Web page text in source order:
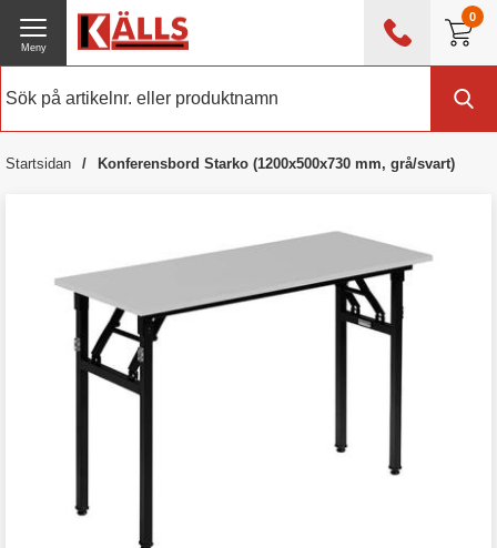
0
0476 - 214 80
Meny
Startsidan Konferensbord Starko (1200x500x730 mm, grå/svart)